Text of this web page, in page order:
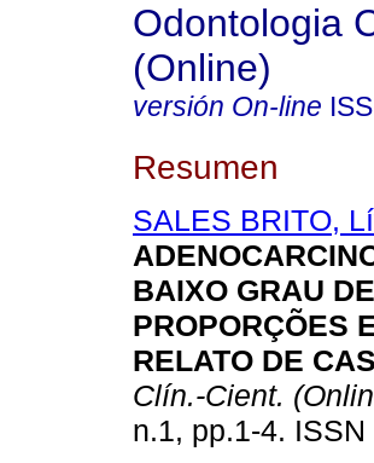
Odontologia
(Online)
versión On-line
Resumen
SALES BRITO,
BAIXO GRAU
PROPORÇÕES
RELATO DE
Clín.-Cient.
n.1, pp.1-4. ISSN